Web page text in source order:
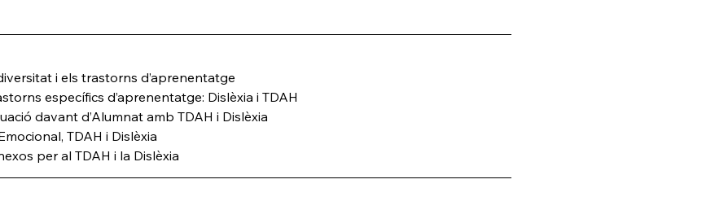
i els trastorns d’aprenentatge
específics d’aprenentatge: Dislèxia i TDAH
davant d’Alumnat amb TDAH i Dislèxia
TDAH i Dislèxia
per al TDAH i la Dislèxia